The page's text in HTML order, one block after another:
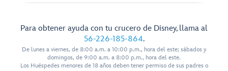
Para obtener ayuda con tu crucero de Disney, llama al
56-226-185-864.
De lunes a viernes, de 8:00 a.m. a 10:00 p.m., hora del este; sábados y
domingos, de 9:00 a.m. a 8:00 p.m., hora del este.
Los Huéspedes menores de 18 años deben tener permiso de sus padres o